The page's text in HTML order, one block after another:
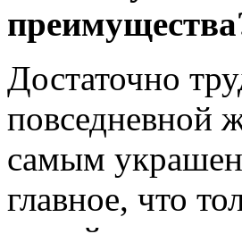
Достаточно
повседневной
самым
главное, что